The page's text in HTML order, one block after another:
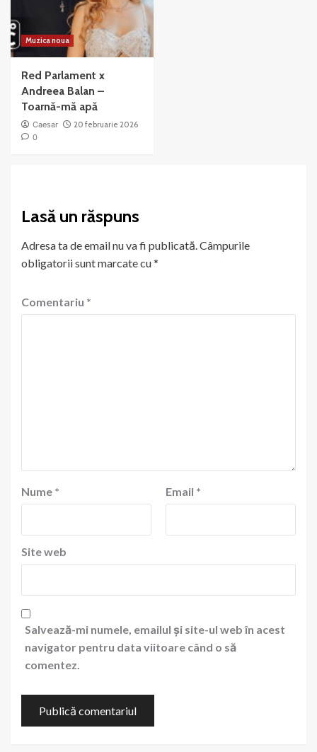
Muzica noua
Red Parlament x
Andreea Balan –
Toarnă-mă apă
Caesar
20 februarie 2026
0
Lasă un răspuns
Adresa ta de email nu va fi publicată.Câmpurile
obligatorii sunt marcate cu*
Comentariu *
Nume * Email *
Site web
Salvează-mi numele, emailul și site-ul web în acest
navigator pentru data viitoare când o să
comentez.